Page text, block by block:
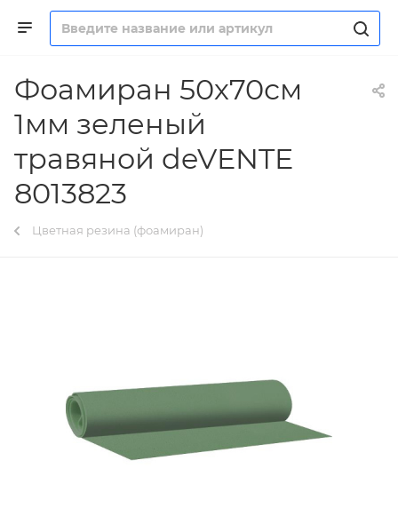
Фоамиран 50х70см
1мм зеленый
травяной deVENTE
8013823
Цветная резина (фоамиран)